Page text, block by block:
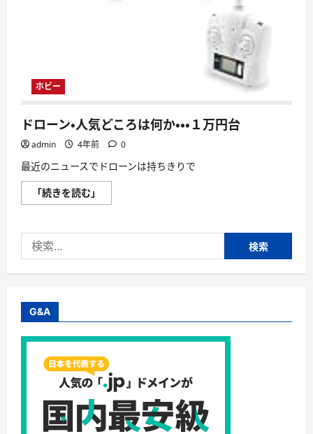
ホビー
ドローン・人気どころは何か・・・１万円台
admin 4年前 0
最近のニュースでドローンは持ちきりで
「続きを読む」
ロ
人
こ
ろ
万
台
つ
い
て
さ
に
読
む
索:
G&A